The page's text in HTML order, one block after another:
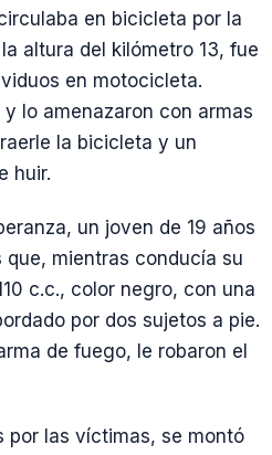
en bicicleta por la
altura del kilómetro 13, fue
en motocicleta.
lo amenazaron con armas
la bicicleta y un
huir.
un joven de 19 años
mientras conducía su
c.c., color negro, con una
por dos sujetos a pie.
de fuego, le robaron el
por las víctimas, se montó